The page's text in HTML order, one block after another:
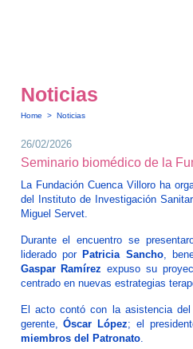
Noticias
Home > Noticias
26/02/2026
Seminario biomédico de la
La Fundación Cuenca Villoro ha
del Instituto de Investigación
Miguel Servet.
Durante el encuentro se
liderado por Patricia Sancho,
Gaspar Ramírez expuso su
centrado en nuevas estrategias
El acto contó con la asistencia
gerente,Óscar López; el
miembros del Patronato.